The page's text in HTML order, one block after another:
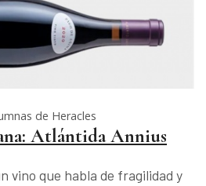
de Heracles
Atlántida Annius
vino que habla de fragilidad y